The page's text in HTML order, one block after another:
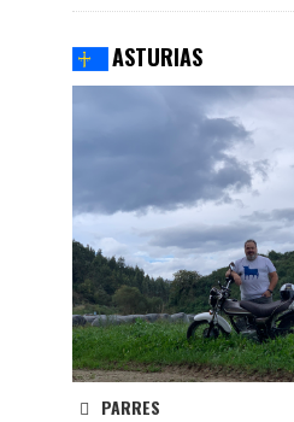
ASTURIAS
PARRES